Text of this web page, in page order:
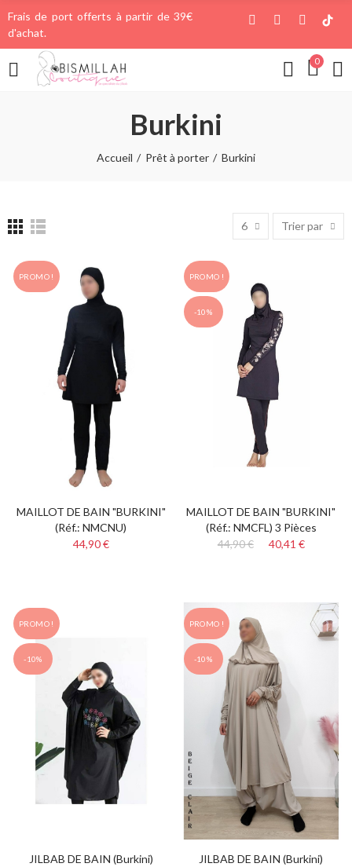
Frais de port offerts à partir de 39€
d'achat.
0
Burkini
Accueil Prêt à porter Burkini
6 Trier par
PROMO !
MAILLOT DE BAIN "BURKINI"
(Réf.: NMCNU)
44,90 €
PROMO !
-10%
MAILLOT DE BAIN "BURKINI"
(Réf.: NMCFL) 3 Pièces
44,90 €
40,41 €
PROMO !
-10%
JILBAB DE BAIN (burkini)
PROMO !
-10%
JILBAB DE BAIN (burkini)